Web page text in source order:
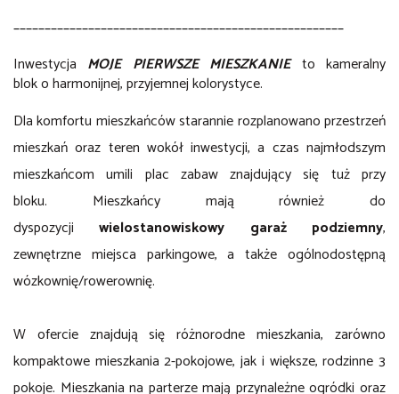
_____________________________________________________
Inwestycja MOJE PIERWSZE MIESZKANIEtokameralny
bloko harmonijnej, przyjemnej kolorystyce.
Dla komfortu mieszkańców starannie rozplanowano przestrzeń
mieszkań oraz teren wokół inwestycji, a czas najmłodszym
mieszkańcom umili plac zabaw znajdujący się tuż przy
bloku. Mieszkańcy mają również do
dyspozycjiwielostanowiskowy garaż podziemny,
zewnętrzne miejsca parkingowe, a także ogólnodostępną
wózkownię/rowerownię.
W ofercie znajdują się różnorodne mieszkania, zarówno
kompaktowe mieszkania 2-pokojowe, jak i większe, rodzinne 3
pokoje. Mieszkania na parterze mają przynależne ogródki oraz